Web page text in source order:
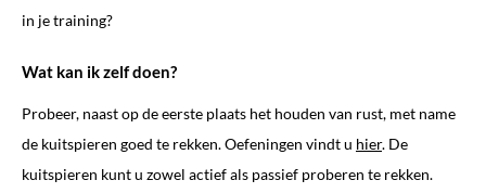
in je training?
Wat kan ik zelf doen?
Probeer, naast op de eerste plaats het houden van rust, met name
de kuitspieren goed te rekken. Oefeningen vindt u hier. De
kuitspieren kunt u zowel actief als passief proberen te rekken.